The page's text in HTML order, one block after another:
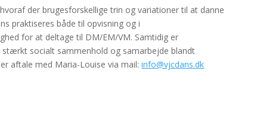
der brugesforskellige trin og variationer til at danne
praktiseres både til opvisning og i
for at deltage til DM/EM/VM. Samtidig er
socialt sammenhold og samarbejde blandt
aftale med Maria-Louise via mail:info@vjcdans.dk